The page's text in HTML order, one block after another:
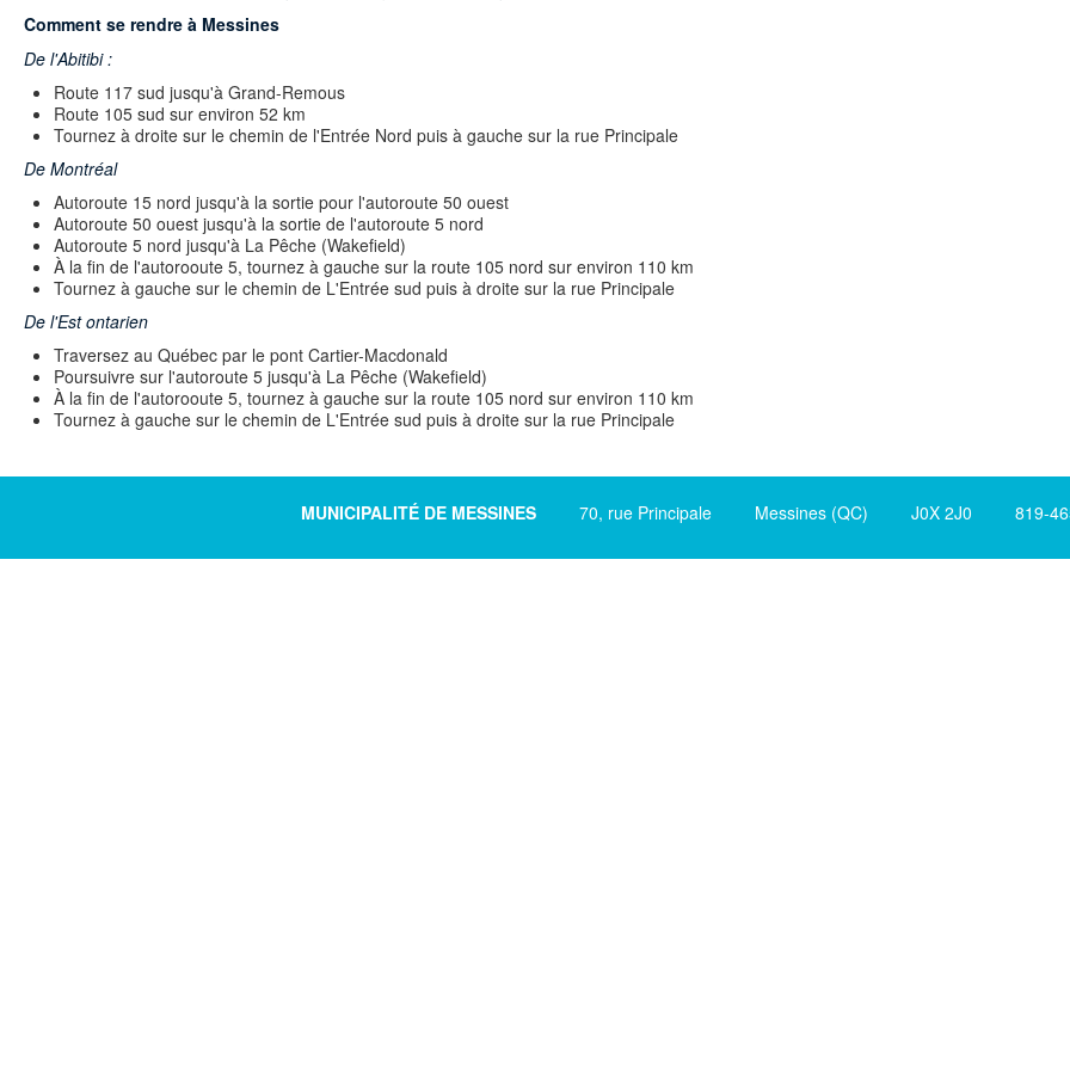
Comment se rendre à Messines
De l'Abitibi :
Route 117 sud jusqu'à Grand-Remous
Route 105 sud sur environ 52 km
Tournez à droite sur le chemin de l'Entrée Nord puis à gauche sur la rue Principale
De Montréal
Autoroute 15 nord jusqu'à la sortie pour l'autoroute 50 ouest
Autoroute 50 ouest jusqu'à la sortie de l'autoroute 5 nord
Autoroute 5 nord jusqu'à La Pêche (Wakefield)
À la fin de l'autorooute 5, tournez à gauche sur la route 105 nord sur environ 110 km
Tournez à gauche sur le chemin de L'Entrée sud puis à droite sur la rue Principale
De l'Est ontarien
Traversez au Québec par le pont Cartier-Macdonald
Poursuivre sur l'autoroute 5 jusqu'à La Pêche (Wakefield)
À la fin de l'autorooute 5, tournez à gauche sur la route 105 nord sur environ 110 km
Tournez à gauche sur le chemin de L'Entrée sud puis à droite sur la rue Principale
MUNICIPALITÉ DE MESSINES 70, rue Principale Messines (QC) J0X 2J0 819-